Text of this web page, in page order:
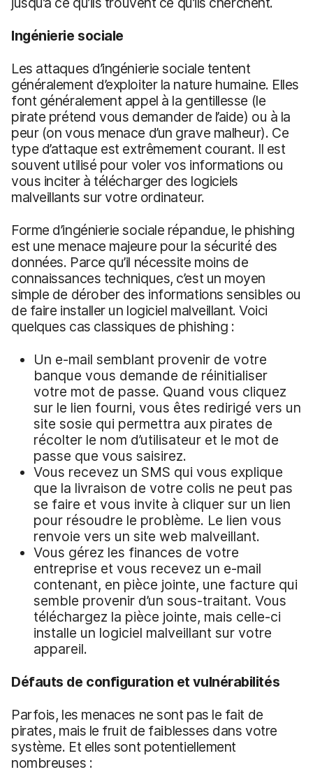
Ingénierie sociale
Les attaques d’ingénierie sociale tentent
généralement d’exploiter la nature humaine. Elles
font généralement appel à la gentillesse (le
pirate prétend vous demander de l’aide) ou à la
peur (on vous menace d’un grave malheur). Ce
type d’attaque est extrêmement courant. Il est
souvent utilisé pour voler vos informations ou
vous inciter à télécharger des logiciels
malveillants sur votre ordinateur.
Forme d’ingénierie sociale répandue, le phishing
est une menace majeure pour la sécurité des
données. Parce qu’il nécessite moins de
connaissances techniques, c’est un moyen
simple de dérober des informations sensibles ou
de faire installer un logiciel malveillant. Voici
quelques cas classiques de phishing :
Un e-mail semblant provenir de votre
banque vous demande de réinitialiser
votre mot de passe. Quand vous cliquez
sur le lien fourni, vous êtes redirigé vers un
site sosie qui permettra aux pirates de
récolter le nom d’utilisateur et le mot de
passe que vous saisirez.
Vous recevez un SMS qui vous explique
que la livraison de votre colis ne peut pas
se faire et vous invite à cliquer sur un lien
pour résoudre le problème. Le lien vous
renvoie vers un site web malveillant.
Vous gérez les finances de votre
entreprise et vous recevez un e-mail
contenant, en pièce jointe, une facture qui
semble provenir d’un sous-traitant. Vous
téléchargez la pièce jointe, mais celle-ci
installe un logiciel malveillant sur votre
appareil.
Défauts de configuration et vulnérabilités
Parfois, les menaces ne sont pas le fait de
pirates, mais le fruit de faiblesses dans votre
système. Et elles sont potentiellement
nombreuses :